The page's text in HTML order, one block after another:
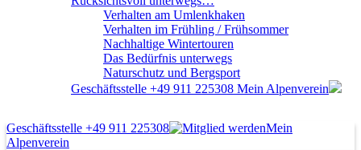
Verhalten am Umlenkhaken
Verhalten im Frühling / Frühsommer
Nachhaltige Wintertouren
Das Bedürfnis unterwegs
Naturschutz und Bergsport
Geschäftsstelle +49 911 225308 Mein Alpenverein
Geschäftsstelle +49 911 225308
Mein
Alpenverein